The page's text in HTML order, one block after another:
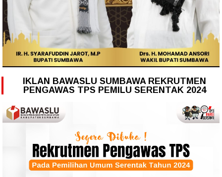
IKLAN BAWASLU SUMBAWA REKRUTMEN
PENGAWAS TPS PEMILU SERENTAK 2024